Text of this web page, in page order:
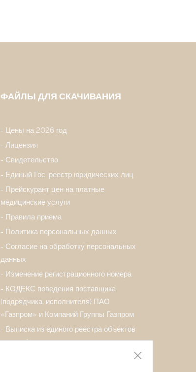
ФАЙЛЫ ДЛЯ СКАЧИВАНИЯ
Цены на 2026 год
Лицензия
Свидетельство
Единый Гос. реестр юридических лиц
Прейскурант цен на платные
медицинские услуги
Правила приема
Политика персональных данных
Согласие на обработку персональных
данных
Изменение регистрационного номера
КОДЕКС поведения поставщика
(подрядчика, исполнителя) ПАО
«Газпром» и Компаний Группы Газпром
Выписка из единого реестра объектов
классификации